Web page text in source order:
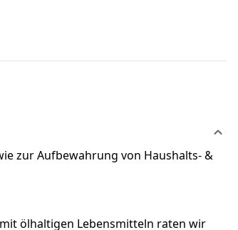
zur Aufbewahrung von Haushalts- &
ölhaltigen Lebensmitteln raten wir